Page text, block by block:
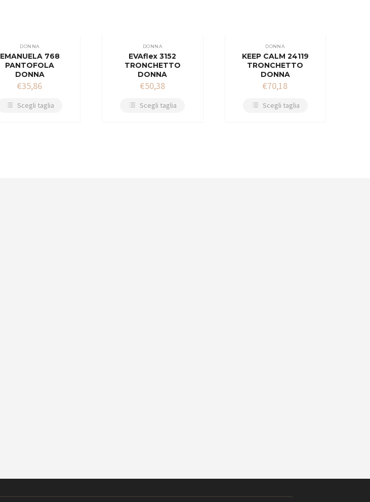
DONNA
EMANUELA 768
PANTOFOLA
DONNA
€35,86
Scegli taglia
DONNA
EVAflex 3152
TRONCHETTO
DONNA
€50,38
Scegli taglia
DONNA
KEEP CALM 24119
TRONCHETTO
DONNA
€70,18
Scegli taglia